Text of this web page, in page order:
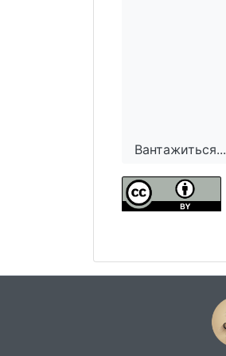
Вантажиться...
Вантажиться...